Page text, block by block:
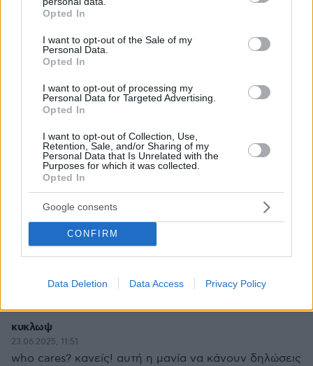
grant or deny consent to Google and its third-party tags to
use your data for below specified purposes in below Google
consent section.
Opted In
I want to opt-out of the Sale of my
Personal Data.
Opted In
I want to opt-out of processing my
Personal Data for Targeted Advertising.
Opted In
I want to opt-out of Collection, Use,
Retention, Sale, and/or Sharing of my
Personal Data that Is Unrelated with the
Purposes for which it was collected.
Opted In
Google consents
CONFIRM
Data Deletion Data Access Privacy Policy
Μέσα από το
23.06.2025, 14:01
Παιδί ζωντανή η μνήμη.Δηλ από μόνη της δεν
υπάρχει. Τι να πεις.Λενε κάτι κ δεν καταλαβαίνουν
πόσο ξεγυμνωνονται...
ΑΠΑΝΤΗΣΗ
23.06.2025, 12:56
τα παιδιά του να σώσουν την περιουσία του από τα
δόντια σου τελικά ή όχι; αυτό έχει σημασία για την
οικογένεια του, την πραγματική του οικογένεια όχι
ότι πρόλαβε πριν ξεψυχήσει που δεν ξέρουμε κιόλας
αν είναι δικό του...επειδή το λέει η επιστήμη δε
σημαίνει πως όλοι οι 80χρονοι κάνουν τόσο γρήγορα
και εύκολα παιδί.... σε 40άρα + που ειναι με μειωμένη
ΑΠΑΝΤΗΣΗ
κυκλωψ
23.06.2025, 11:51
who cares? κανείς! αυτή η μανία να κάνουν δηλώσεις